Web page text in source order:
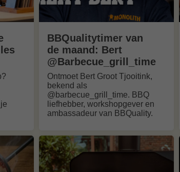
BBQualitytimer van
de maand: Bert
@Barbecue_grill_time
Ontmoet Bert Groot Tjooitink,
bekend als
@barbecue_grill_time. BBQ
liefhebber, workshopgever en
ambassadeur van BBQuality.